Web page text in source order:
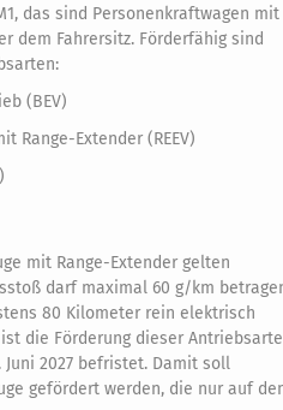
das sind Personenkraftwagen mit
dem Fahrersitz. Förderfähig sind
(BEV)
Range-Extender (REEV)
mit Range-Extender gelten
darf maximal 60 g/km
80 Kilometer rein elektrisch
die Förderung dieser
2027 befristet. Damit soll
gefördert werden, die nur auf